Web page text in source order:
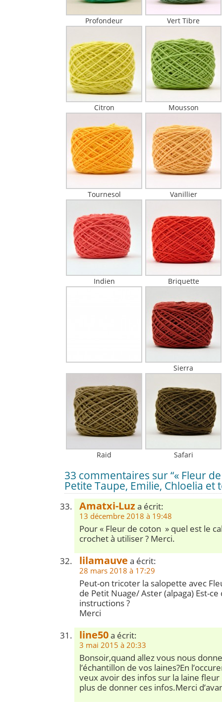
Profondeur Vert Tibre
Citron Mousson
Tournesol Vanillier
Indien Briquette
Sierra
Raid Safari
33 commentaires sur “« Fleur
Petite Taupe, Emilie, Chloelia et
Amatxi-Luza écrit:
13 décembre 2018 à 19:48
Pour « Fleur de coton » quel est le
crochet à utiliser ? Merci.
lilamauve a écrit:
28 mars 2018 à 17:29
Peut-on tricoter la salopette avec
de Petit Nuage/ Aster (alpaga) Est-
instructions ?
Merci
line50a écrit:
3 mai 2015 à 20:33
Bonsoir,quand allez vous nous
l’échantillon de vos laines?En
veux avoir des infos sur la laine fleur
plus de donner ces infos.Merci